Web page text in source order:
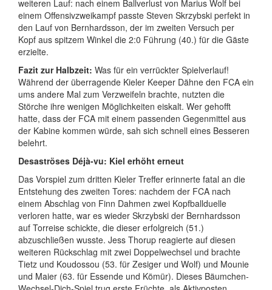
weiteren Lauf: nach einem Ballverlust von Marius Wolf bei
einem Offensivzweikampf passte Steven Skrzybski perfekt in
den Lauf von Bernhardsson, der im zweiten Versuch per
Kopf aus spitzem Winkel die 2:0 Führung (40.) für die Gäste
erzielte.
Fazit zur Halbzeit: Was für ein verrückter Spielverlauf!
Während der überragende Kieler Keeper Dähne den FCA ein
ums andere Mal zum Verzweifeln brachte, nutzten die
Störche ihre wenigen Möglichkeiten eiskalt. Wer gehofft
hatte, dass der FCA mit einem passenden Gegenmittel aus
der Kabine kommen würde, sah sich schnell eines Besseren
belehrt.
Desaströses Déjà-vu: Kiel erhöht erneut
Das Vorspiel zum dritten Kieler Treffer erinnerte fatal an die
Entstehung des zweiten Tores: nachdem der FCA nach
einem Abschlag von Finn Dahmen zwei Kopfballduelle
verloren hatte, war es wieder Skrzybski der Bernhardsson
auf Torreise schickte, die dieser erfolgreich (51.)
abzuschließen wusste. Jess Thorup reagierte auf diesen
weiteren Rückschlag mit zwei Doppelwechsel und brachte
Tietz und Koudossou (53. für Zesiger und Wolf) und Mounie
und Maier (63. für Essende und Kömür). Dieses Bäumchen-